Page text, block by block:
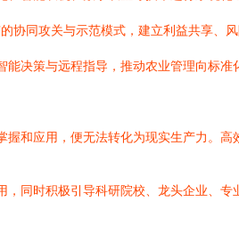
协同攻关与示范模式，建立利益共享、
决策与远程指导，推动农业管理向标准
和应用，便无法转化为现实生产力。高
，同时积极引导科研院校、龙头企业、